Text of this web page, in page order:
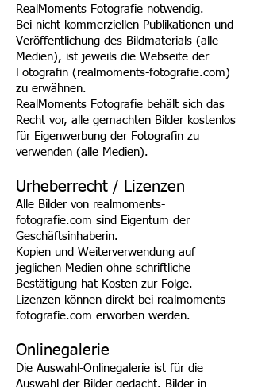
RealMoments Fotografie notwendig.
Bei nicht-kommerziellen Publikationen und
Veröffentlichung des Bildmaterials (alle
Medien), ist jeweils die Webseite der
Fotografin (realmoments-fotografie.com)
zu erwähnen.
RealMoments Fotografie behält sich das
Recht vor, alle gemachten Bilder kostenlos
für Eigenwerbung der Fotografin zu
verwenden (alle Medien).
Urheberrecht / Lizenzen
Alle Bilder von realmoments-
fotografie.com sind Eigentum der
Geschäftsinhaberin.
Kopien und Weiterverwendung auf
jeglichen Medien ohne schriftliche
Bestätigung hat Kosten zur Folge.
Lizenzen können direkt bei realmoments-
fotografie.com erworben werden.
Onlinegalerie
Die Auswahl-Onlinegalerie ist für die
Auswahl der Bilder gedacht. Bilder in